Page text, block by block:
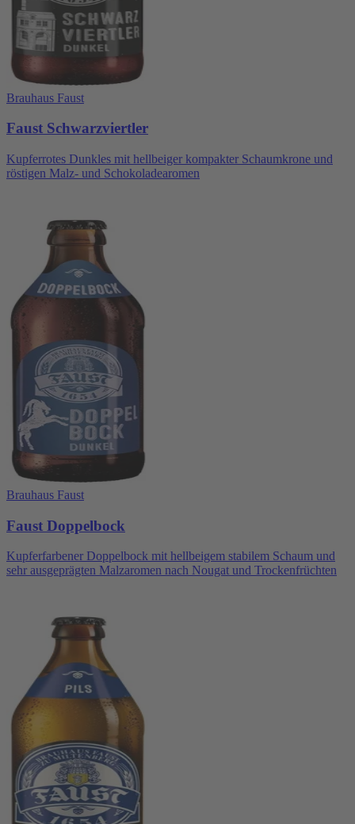
Brauhaus Faust
Faust Schwarzviertler
Kupferrotes Dunkles mit hellbeiger kompakter Schaumkrone und
röstigen Malz- und Schokoladearomen
Brauhaus Faust
Faust Doppelbock
Kupferfarbener Doppelbock mit hellbeigem stabilem Schaum und
sehr ausgeprägten Malzaromen nach Nougat und Trockenfrüchten